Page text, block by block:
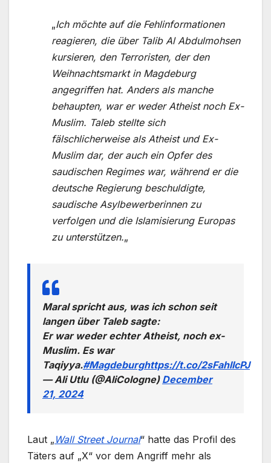
„Ich möchte auf die Fehlinformationen
reagieren, die über Talib Al Abdulmohsen
kursieren, den Terroristen, der den
Weihnachtsmarkt in Magdeburg
angegriffen hat. Anders als manche
behaupten, war er weder Atheist noch Ex-
Muslim. Taleb stellte sich
fälschlicherweise als Atheist und Ex-
Muslim dar, der auch ein Opfer des
saudischen Regimes war, während er die
deutsche Regierung beschuldigte,
saudische Asylbewerberinnen zu
verfolgen und die Islamisierung Europas
zu unterstützen.„
Maral spricht aus, was ich schon seit
langen über Taleb sagte:
Er war weder echter Atheist, noch ex-
Muslim. Es war
Taqiyya.#Magdeburghttps://t.co/2sFahlIcPJ
— Ali Utlu (@AliCologne) December
21, 2024
Laut „ Wall Street Journal“ hatte das Profil des
Täters auf „X“ vor dem Angriff mehr als